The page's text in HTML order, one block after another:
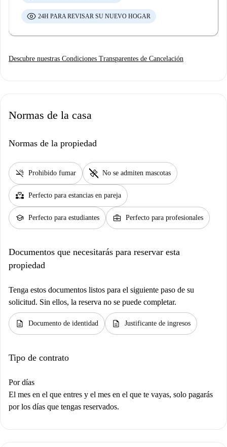
24H PARA REVISAR SU NUEVO HOGAR
Descubre nuestras Condiciones Transparentes de Cancelación
Normas de la casa
Normas de la propiedad
smoke_free Prohibido fumar pet_supplies No se admiten mascotas
partner_heart Perfecto para estancias en pareja
school Perfecto para estudiantes business_center Perfecto para profesionales
Documentos que necesitarás para reservar esta
propiedad
Tenga estos documentos listos para el siguiente paso de su
solicitud. Sin ellos, la reserva no se puede completar.
description Documento de identidad description Justificante de ingresos
Tipo de contrato
Por días
El mes en el que entres y el mes en el que te vayas, solo pagarás
por los días que tengas reservados.